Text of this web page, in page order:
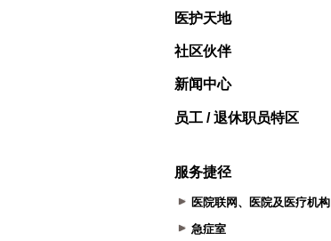
医护天地
社区伙伴
新闻中心
员工 / 退休职员特区
服务捷径
医院联网、医院及医疗机构
急症室